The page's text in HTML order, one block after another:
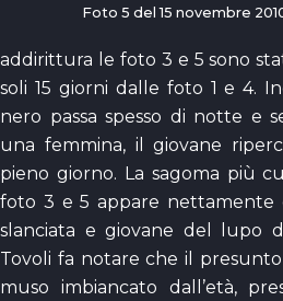
Foto 5 del 15 novembre
addirittura le foto 3 e 5 sono
soli 15 giorni dalle foto 1 e 4.
nero passa spesso di notte e
una femmina, il giovane
pieno giorno. La sagoma più
foto 3 e 5 appare nettamente
slanciata e giovane del lupo
Tovoli fa notare che il
muso imbiancato dall’età,